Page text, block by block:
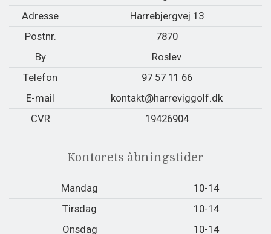
Adresse
Harrebjergvej 13
Postnr.
7870
By
Roslev
Telefon
97 57 11 66
E-mail
kontakt@harreviggolf.dk
CVR
19426904
Kontorets åbningstider
Mandag
10-14
Tirsdag
10-14
Onsdag
10-14